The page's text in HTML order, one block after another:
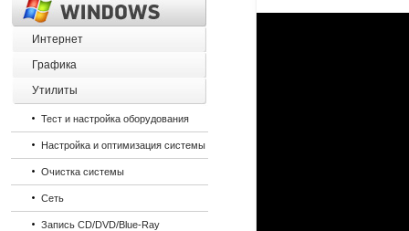
Интернет
Графика
Утилиты
Тест и настройка оборудования
Настройка и оптимизация системы
Очистка системы
Сеть
Запись CD/DVD/Blue-Ray